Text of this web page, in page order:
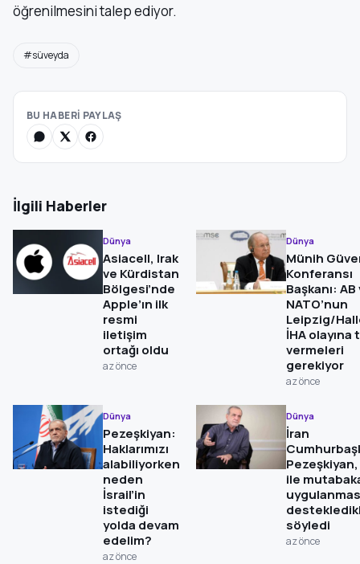
öğrenilmesini talep ediyor.
#süveyda
BU HABERİ PAYLAŞ
İlgili Haberler
Dünya
Asiacell, Irak
ve Kürdistan
Bölgesi’nde
Apple’ın ilk
resmi
iletişim
ortağı oldu
az önce
Dünya
Münih
Konferansı
Başkanı: AB
NATO’nun
Leipzig/
İHA olayına
vermeleri
gerekiyor
az önce
Dünya
Pezeşkiyan:
Haklarımızı
alabiliyorken
neden
İsrail’in
istediği
yolda devam
edelim?
az önce
Dünya
İran
Pezeşkiyan,
ile
söyledi
az önce